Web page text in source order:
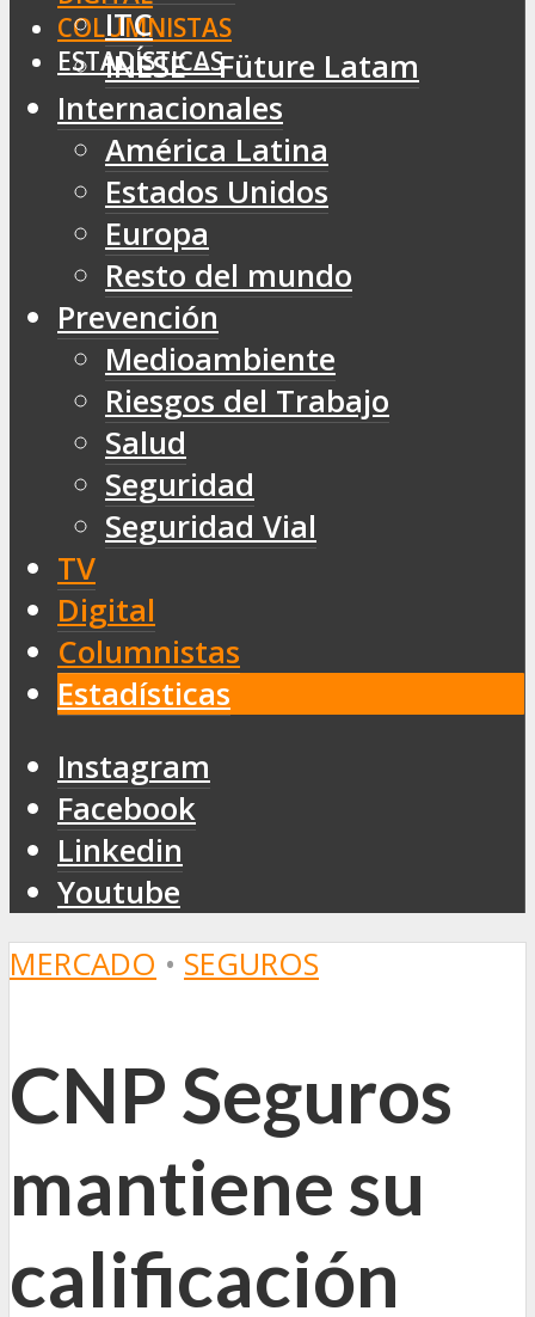
COLUMNISTAS
ESTADÍSTICAS
ITC
INESE – Füture Latam
Internacionales
América Latina
Estados Unidos
Europa
Resto del mundo
Prevención
Medioambiente
Riesgos del Trabajo
Salud
Seguridad
Seguridad Vial
TV
Digital
Columnistas
Estadísticas
Instagram
Facebook
Linkedin
Youtube
MERCADO • SEGUROS
CNP Seguros
mantiene su
calificación